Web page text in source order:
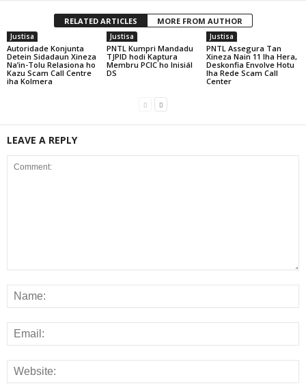
RELATED ARTICLES MORE FROM AUTHOR
Justisa
Autoridade Konjunta
Detein Sidadaun Xineza
Na’in-Tolu Relasiona ho
Kazu Scam Call Centre
iha Kolmera
Justisa
PNTL Kumpri Mandadu
TJPID hodi Kaptura
Membru PCIC ho Inisiál
DS
Justisa
PNTL Assegura Tan
Xineza Nain 11 Iha Hera,
Deskonfia Envolve Hotu
Iha Rede Scam Call
Center
LEAVE A REPLY